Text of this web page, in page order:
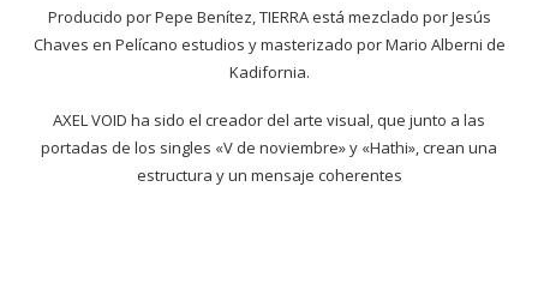
Producido por Pepe Benítez, TIERRA está mezclado por Jesús
Chaves en Pelícano estudios y masterizado por Mario Alberni de
Kadifornia.
AXEL VOID ha sido el creador del arte visual, que junto a las
portadas de los singles «V de noviembre» y «Hathi», crean una
estructura y un mensaje coherentes